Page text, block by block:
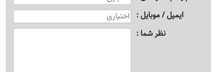
ایمیل / موبایل
نظر شما